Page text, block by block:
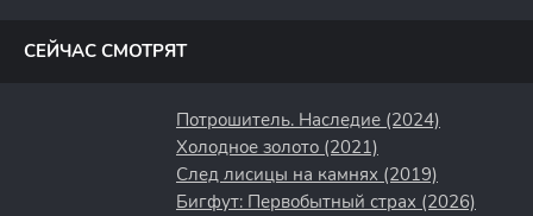
СЕЙЧАС СМОТРЯТ
Потрошитель. Наследие (2024)
Холодное золото (2021)
След лисицы на камнях (2019)
Бигфут: Первобытный страх (2026)